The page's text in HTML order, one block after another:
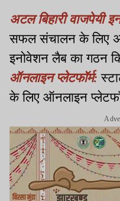
अटल बिहारी वाजपेयी
सफल संचालन के लिए
इनोवेशन लैब का गठन
ऑनलाइन प्लेटफॉर्म:
के लिए ऑनलाइन